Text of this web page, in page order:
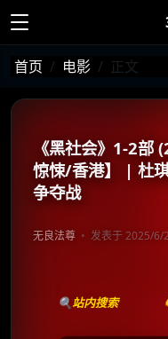
首页 电影 正文
《黑社会》1-2
惊悚/香港】 | 杜
争夺战
无良法尊 发表于 2025/6/
🔍站内搜索